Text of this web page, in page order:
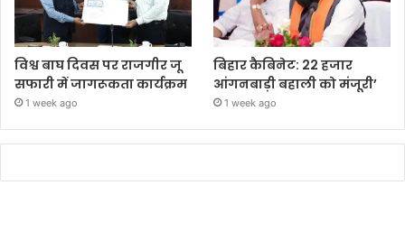
विश्व बाघ दिवस पर राजगीर जू
सफारी में जागरूकता कार्यक्रम
1 week ago
बिहार कैबिनेट: 22 हजार
आंगनबाड़ी बहाली को मंजूरी’
1 week ago